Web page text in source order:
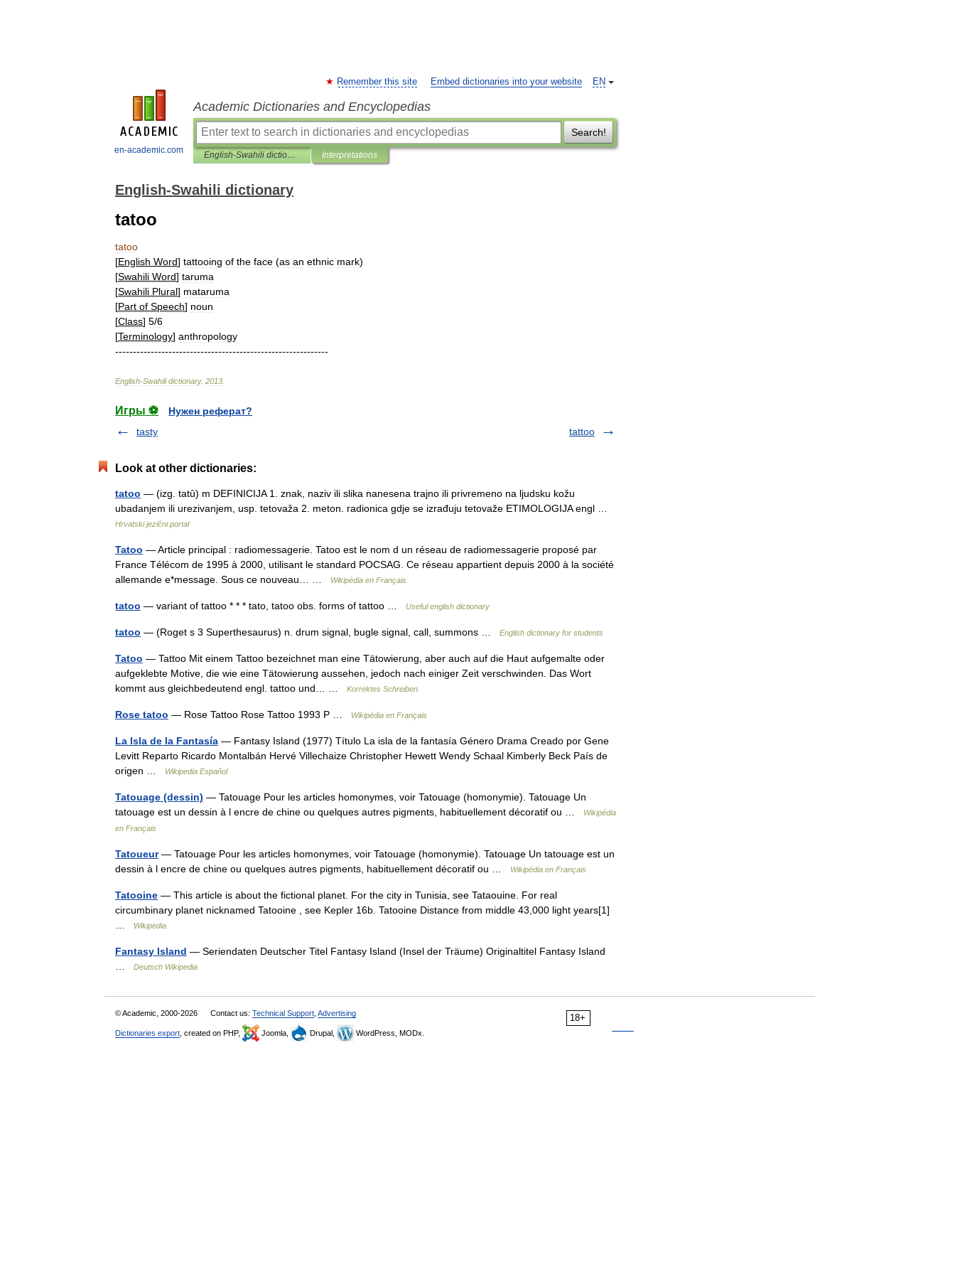
en-academic.com
EN
Remember this site Embed dictionaries into your website
Academic Dictionaries and Encyclopedias
Search!
English-Swahili dictionary Interpretations
English-Swahili dictionary
tatoo
tatoo
[English Word] tattooing of the face (as an ethnic mark)
[Swahili Word] taruma
[Swahili Plural] mataruma
[Part of Speech] noun
[Class] 5/6
[Terminology] anthropology
------------------------------------------------------------
English-Swahili dictionary. 2013
Игры ⚽
Нужен реферат?
tasty
tattoo
Look at other dictionaries:
tatoo — (izg. tatȗ) m DEFINICIJA 1. znak, naziv ili slika nanesena trajno ili privremeno na ljudsku kožu
ubadanjem ili urezivanjem, usp. tetovaža 2. meton. radionica gdje se izrađuju tetovaže ETIMOLOGIJA engl …
Hrvatski jezični portal
Tatoo — Article principal : radiomessagerie. Tatoo est le nom d un réseau de radiomessagerie proposé par
France Télécom de 1995 à 2000, utilisant le standard POCSAG. Ce réseau appartient depuis 2000 à la société
allemande e*message. Sous ce nouveau… …
Wikipédia en Français
tatoo — variant of tattoo * * * tato, tatoo obs. forms of tattoo … Useful english dictionary
tatoo — (Roget s 3 Superthesaurus) n. drum signal, bugle signal, call, summons … English dictionary for students
Tatoo — Tattoo Mit einem Tattoo bezeichnet man eine Tätowierung, aber auch auf die Haut aufgemalte oder
aufgeklebte Motive, die wie eine Tätowierung aussehen, jedoch nach einiger Zeit verschwinden. Das Wort
kommt aus gleichbedeutend engl. tattoo und… …
Korrektes Schreiben
Rose tatoo — Rose Tattoo Rose Tattoo 1993 P … Wikipédia en Français
La Isla de la Fantasía — Fantasy Island (1977) Título La isla de la fantasía Género Drama Creado por Gene
Levitt Reparto Ricardo Montalbán Hervé Villechaize Christopher Hewett Wendy Schaal Kimberly Beck País de
origen …
Wikipedia Español
Tatouage (dessin) — Tatouage Pour les articles homonymes, voir Tatouage (homonymie). Tatouage Un
tatouage est un dessin à l encre de chine ou quelques autres pigments, habituellement décoratif ou …
Wikipédia
en Français
Tatoueur— Tatouage Pour les articles homonymes, voir Tatouage (homonymie). Tatouage Un tatouage est un
dessin à l encre de chine ou quelques autres pigments, habituellement décoratif ou …
Wikipédia en Français
Tatooine — This article is about the fictional planet. For the city in Tunisia, see Tataouine. For real
circumbinary planet nicknamed Tatooine , see Kepler 16b. Tatooine Distance from middle 43,000 light years[1]
Wikipedia
Fantasy Island — Seriendaten Deutscher Titel Fantasy Island (Insel der Träume) Originaltitel Fantasy Island
Deutsch Wikipedia
18+
© Academic, 2000-2026 Contact us: Technical Support Advertising
Dictionaries export , created on PHP, Joomla, Drupal, WordPress, MODx.